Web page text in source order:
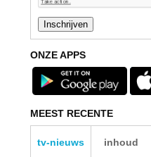
ONZE APPS
MEEST RECENTE
tv-nieuws inhoud